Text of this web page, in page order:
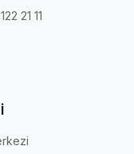
21 11